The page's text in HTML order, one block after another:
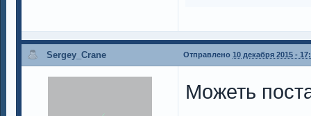
Sergey_Crane Отправлено 10 декабря 2015 -
Можеть